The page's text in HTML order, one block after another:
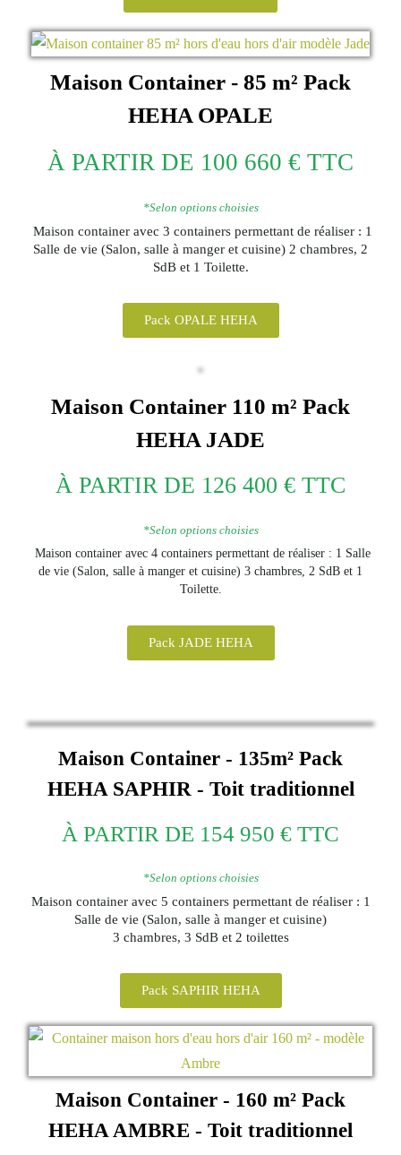
Maison Container - 85 m² Pack
HEHA OPALE
À PARTIR DE 100 660 € TTC
*Selon options choisies
Maison container avec 3 containers permettant de réaliser : 1
Salle de vie (Salon, salle à manger et cuisine) 2 chambres, 2
SdB et 1 Toilette.
Pack OPALE HEHA
Maison Container 110 m² Pack
HEHA JADE
À PARTIR DE 126 400 € TTC
*Selon options choisies
Maison container avec 4 containers permettant de réaliser : 1 Salle
de vie (Salon, salle à manger et cuisine) 3 chambres, 2 SdB et 1
Toilette.
Pack JADE HEHA
Maison Container - 135m² Pack
HEHA SAPHIR - Toit traditionnel
À PARTIR DE 154 950 € TTC
*Selon options choisies
Maison container avec 5 containers permettant de réaliser : 1
Salle de vie (Salon, salle à manger et cuisine)
3 chambres, 3 SdB et 2 toilettes
Pack SAPHIR HEHA
Maison Container - 160 m² Pack
HEHAAMBRE - Toit traditionnel